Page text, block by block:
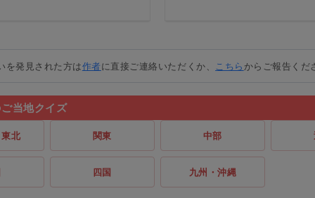
を発見された方は作者に直接ご連絡いただくか、 こちら からご報告くだ
当地クイズ
北 関東 中部
四国 九州・沖縄